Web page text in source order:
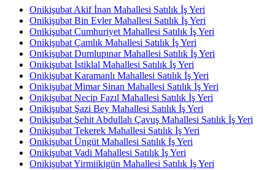
Onikişubat Akif İnan Mahallesi Satılık İş Yeri
Onikişubat Bin Evler Mahallesi Satılık İş Yeri
Onikişubat Cumhuriyet Mahallesi Satılık İş Yeri
Onikişubat Çamlık Mahallesi Satılık İş Yeri
Onikişubat Dumlupınar Mahallesi Satılık İş Yeri
Onikişubat İstiklal Mahallesi Satılık İş Yeri
Onikişubat Karamanlı Mahallesi Satılık İş Yeri
Onikişubat Mimar Sinan Mahallesi Satılık İş Yeri
Onikişubat Necip Fazıl Mahallesi Satılık İş Yeri
Onikişubat Şazi Bey Mahallesi Satılık İş Yeri
Onikişubat Şehit Abdullah Çavuş Mahallesi Satılık İş Yeri
Onikişubat Tekerek Mahallesi Satılık İş Yeri
Onikişubat Üngüt Mahallesi Satılık İş Yeri
Onikişubat Vadi Mahallesi Satılık İş Yeri
Onikişubat Yirmiikigün Mahallesi Satılık İş Yeri